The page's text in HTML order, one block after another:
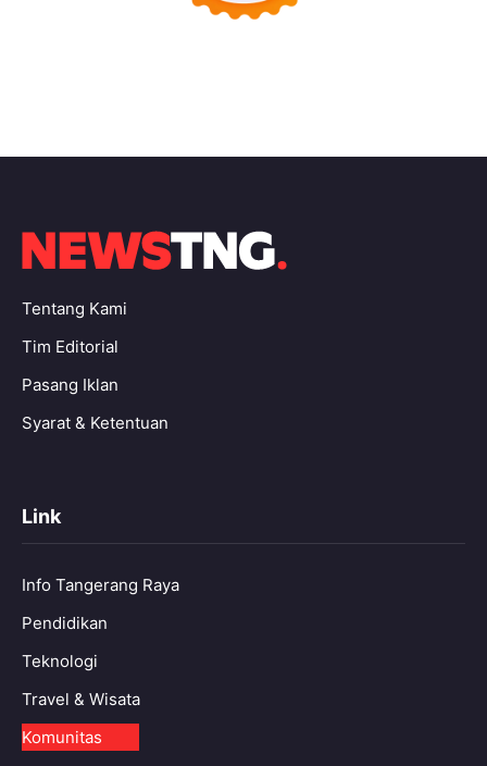
Tentang Kami
Tim Editorial
Pasang Iklan
Syarat & Ketentuan
Link
Info Tangerang Raya
Pendidikan
Teknologi
Travel & Wisata
Komunitas